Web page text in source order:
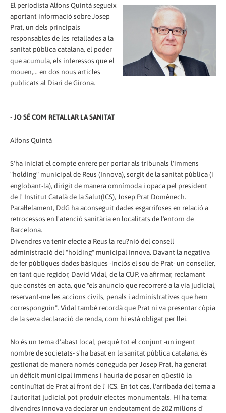
El periodista Alfons Quintà segueix
aportant informació sobre Josep
Prat, un dels principals
responsables de les retallades a la
sanitat pública catalana, el poder
que acumula, els interessos que el
mouen,... en dos nous articles
publicats al Diari de Girona.
-JO SÉ COM RETALLAR LA SANITAT
Alfons Quintà
S'ha iniciat el compte enrere per portar als tribunals l'immens
"holding" municipal de Reus (Innova), sorgit de la sanitat pública (i
englobant-la), dirigit de manera omnímoda i opaca pel president
de l' Institut Català de la Salut(ICS), Josep Prat Domènech.
Paral·lelament, DdG ha aconseguit dades esgarrifoses en relació a
retrocessos en l'atenció sanitària en localitats de l'entorn de
Barcelona.
Divendres va tenir efecte a Reus la reu?nió del consell
administració del "holding" municipal Innova. Davant la negativa
de fer públiques dades bàsiques -inclòs el sou de Prat- un conseller,
en tant que regidor, David Vidal, de la CUP, va afirmar, reclamant
que constés en acta, que "els anuncio que recorreré a la via judicial,
reservant-me les accions civils, penals i administratives que hem
corresponguin". Vidal també recordà que Prat ni va presentar còpia
de la seva declaració de renda, com hi està obligat per llei.
No és un tema d'abast local, perquè tot el conjunt -un ingent
nombre de societats- s'ha basat en la sanitat pública catalana, és
gestionat de manera només coneguda per Josep Prat, ha generat
un dèficit municipal immens i hauria de posar en qüestió la
continuïtat de Prat al front de l' ICS. En tot cas, l'arribada del tema a
l'autoritat judicial pot produir efectes monumentals. Hi ha tema:
divendres Innova va declarar un endeutament de 202 milions d'